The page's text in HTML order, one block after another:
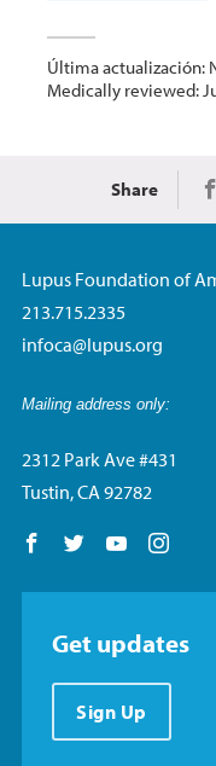
Última actualización:
Medically reviewed:
Share
Lupus Foundation of
213.715.2335
infoca@lupus.org
Mailing address only:
2312 Park Ave #431
Tustin, CA 92782
Follow us on
Follow us on
Follow us
Get updates
Sign Up